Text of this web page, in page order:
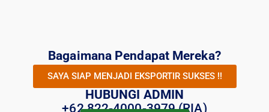
Bagaimana Pendapat Mereka?
SAYA SIAP MENJADI EKSPORTIR SUKSES !!
HUBUNGI ADMIN
+62 822-4000-3979 (RIA)